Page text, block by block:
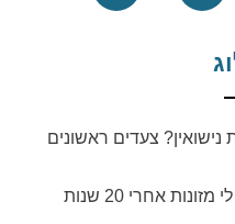
אחרי 20 שנות נישואין? צעדים ראשונים
מזונות אישה – האם מגיעים לי מזונות אחרי 20 שנות